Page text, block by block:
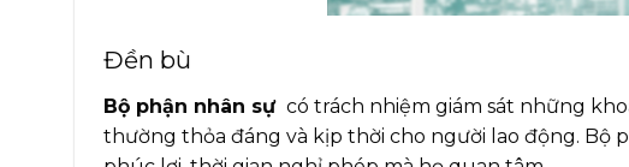
Đền bù
Bộ phận nhân sự có trách nhiệm giám sát những
thường thỏa đáng và kịp thời cho người lao động. Bộ